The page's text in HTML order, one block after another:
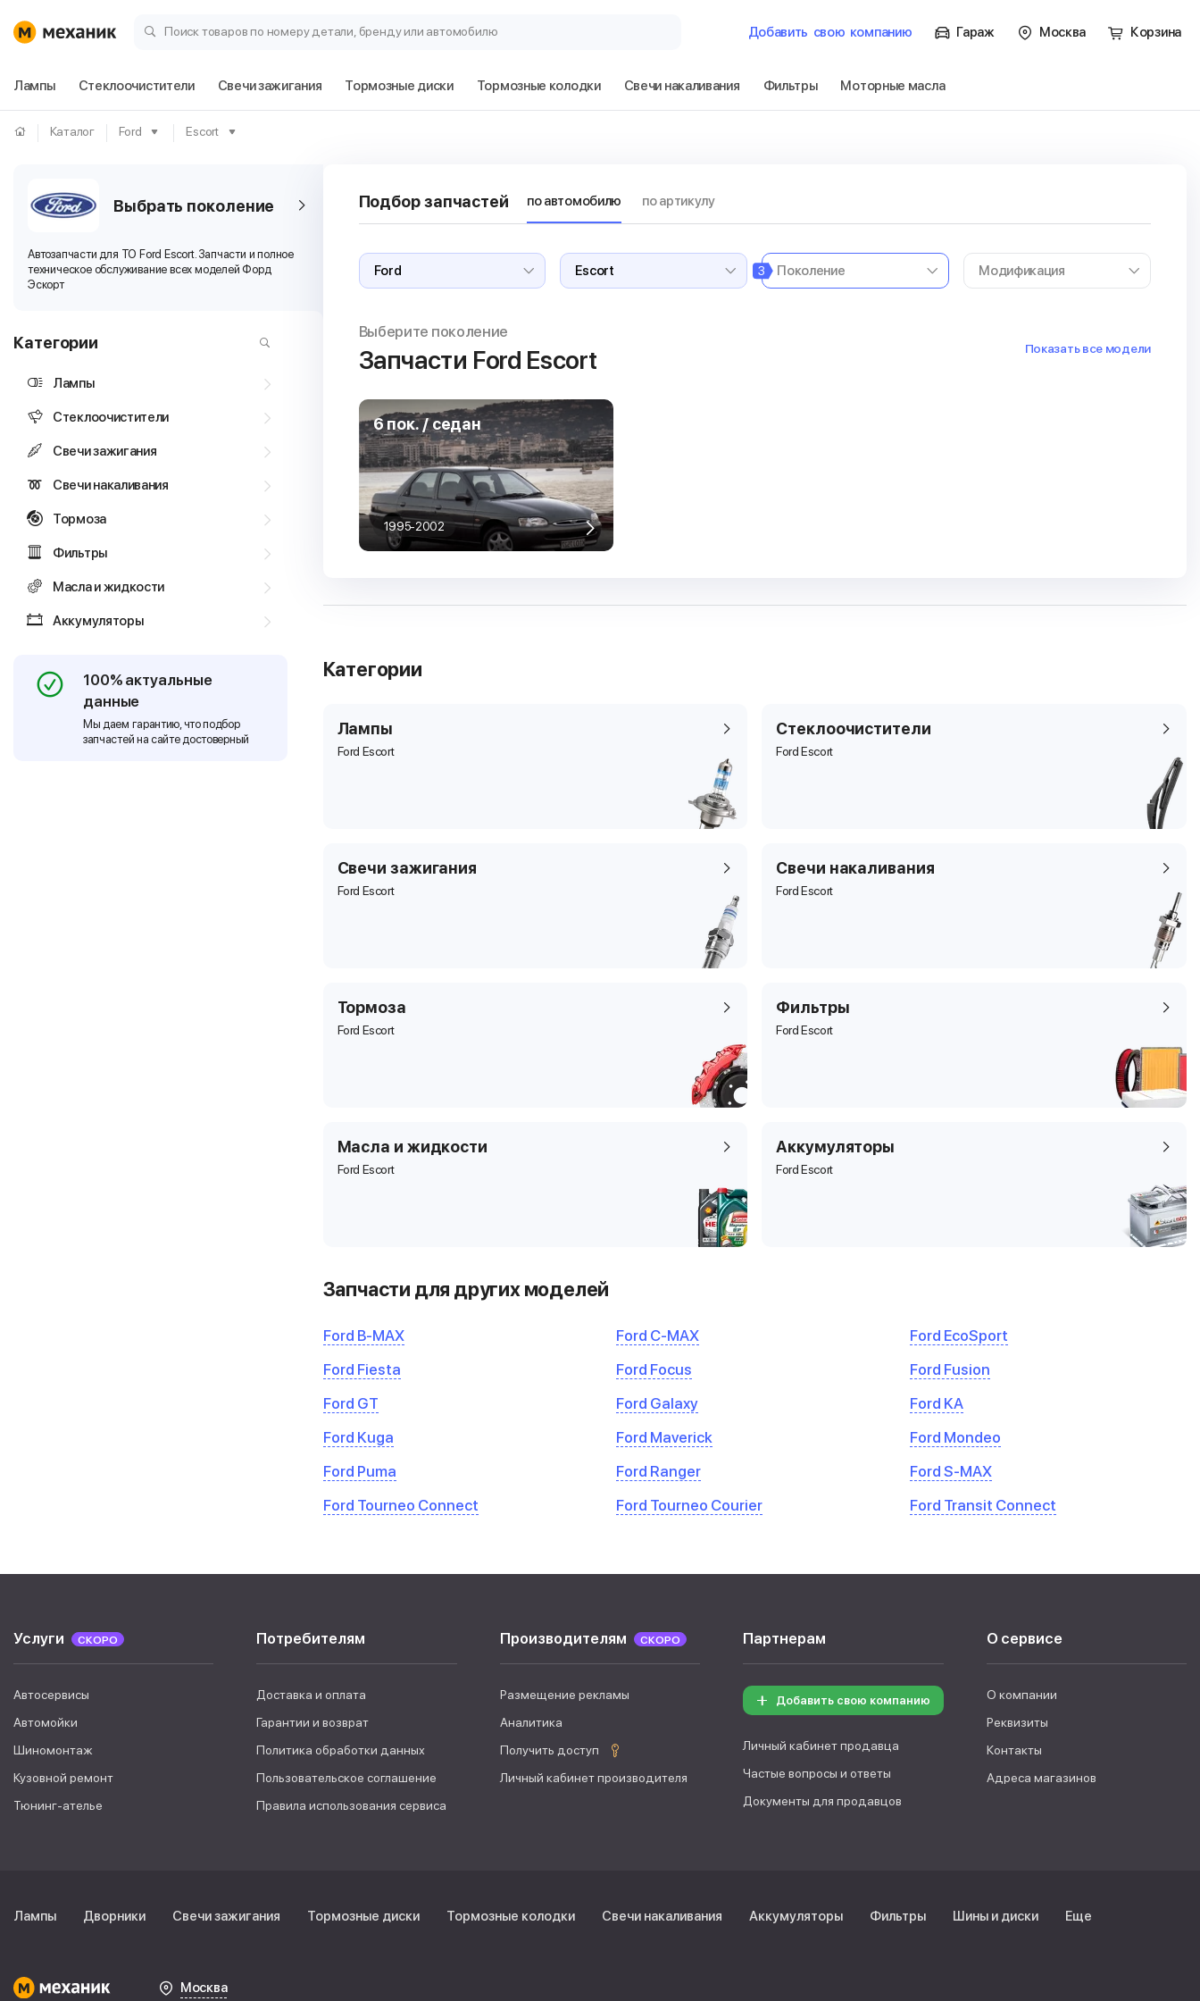
Поиск товаров по номеру детали, бренду или автомобилю Добавить свою компанию Гараж Москва Корзина
Лампы Стеклоочистители Свечи зажигания Тормозные диски Тормозные колодки Свечи накаливания Фильтры Моторные масла
Каталог Ford Escort
Выбрать поколение
Автозапчасти для ТО Ford Escort. Запчасти и полное
техническое обслуживание всех моделей Форд
Эскорт
Категории
Лампы
Стеклоочистители
Свечи зажигания
Свечи накаливания
Тормоза
Фильтры
Масла и жидкости
Аккумуляторы
100% актуальные
данные
Мы даем гарантию, что подбор
запчастей на сайте достоверный
Подбор запчастей по автомобилю по артикулу
3
Выберите поколение
Запчасти Ford Escort Показать все модели
6 пок. / седан
1995-2002
Категории
Лампы
Ford Escort
Стеклоочистители
Ford Escort
Свечи зажигания
Ford Escort
Свечи накаливания
Ford Escort
Тормоза
Ford Escort
Фильтры
Ford Escort
Масла и жидкости
Ford Escort
Аккумуляторы
Ford Escort
Запчасти для других моделей
Ford B-MAX Ford C-MAX
Ford EcoSport
Ford Fiesta
Ford Focus
Ford Fusion
Ford GT
Ford Galaxy
Ford KA
Ford Kuga
Ford Maverick
Ford Mondeo
Ford Puma
Ford Ranger
Ford S-MAX
Ford Tourneo Connect
Ford Tourneo Courier Ford Transit Connect
Услуги СКОРО
Автосервисы
Автомойки
Шиномонтаж
Кузовной ремонт
Тюнинг-ателье
Потребителям
Доставка и оплата
Гарантии и возврат
Политика обработки данных
Пользовательское соглашение
Правила использования сервиса
Производителям СКОРО
Размещение рекламы
Аналитика
Получить доступ
Личный кабинет производителя
Партнерам
Добавить свою компанию
Личный кабинет продавца
Частые вопросы и ответы
Документы для продавцов
О сервисе
О компании
Реквизиты
Контакты
Адреса магазинов
Лампы Дворники Свечи зажигания Тормозные диски Тормозные колодки Свечи накаливания Аккумуляторы Фильтры Шины и диски Еще
Москва